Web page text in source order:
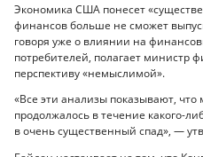
Экономика США понесет
финансов больше не сможет
говоря уже о влиянии на
потребителей, полагает министр
перспективу «немыслимой».
«Все эти анализы показывают,
продолжалось в течение какого-
в очень существенный спад», —